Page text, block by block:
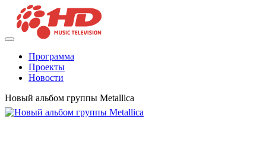
Программа
Проекты
Новости
Новый альбом группы Metallica